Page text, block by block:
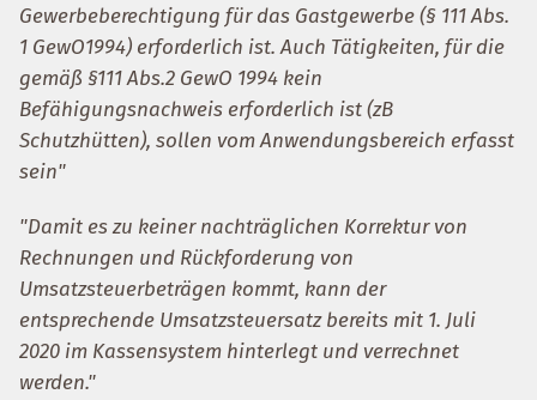
Gewerbeberechtigung für das Gastgewerbe (§ 111 Abs.
1 GewO1994) erforderlich ist. Auch Tätigkeiten, für die
gemäß §111 Abs.2 GewO 1994 kein
Befähigungsnachweis erforderlich ist (zB
Schutzhütten), sollen vom Anwendungsbereich erfasst
sein"
"Damit es zu keiner nachträglichen Korrektur von
Rechnungen und Rückforderung von
Umsatzsteuerbeträgen kommt, kann der
entsprechende Umsatzsteuersatz bereits mit 1. Juli
2020 im Kassensystem hinterlegt und verrechnet
werden."